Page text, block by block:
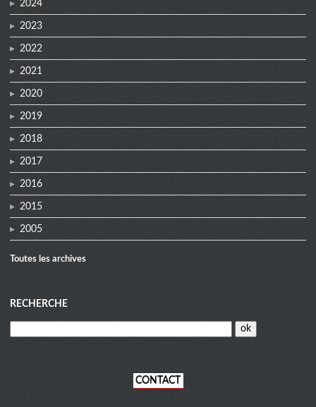
2024
2023
2022
2021
2020
2019
2018
2017
2016
2015
2005
Toutes les archives
RECHERCHE
CONTACT